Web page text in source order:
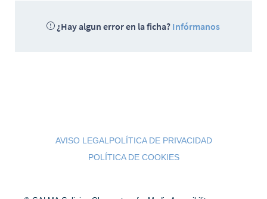
¿Hay algun error en la ficha? Infórmanos
AVISO LEGAL POLÍTICA DE PRIVACIDAD
POLÍTICA DE COOKIES